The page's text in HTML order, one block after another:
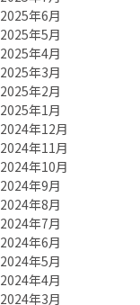
2025年6月
2025年5月
2025年4月
2025年3月
2025年2月
2025年1月
2024年12月
2024年11月
2024年10月
2024年9月
2024年8月
2024年7月
2024年6月
2024年5月
2024年4月
2024年3月